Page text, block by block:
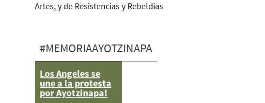
Artes, y de Resistencias y Rebeldías
#MEMORIAAYOTZINAPA
Los Angeles se
une a la protesta
por Ayotzinapa!
Villahermosa,
marcha del 1 de
diciembre por